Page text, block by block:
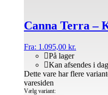
Canna Terra –
Fra: 1.095,00 kr.
På lager
Kan afsendes i dag
Vælg variant:
Dette vare har flere
varesiden